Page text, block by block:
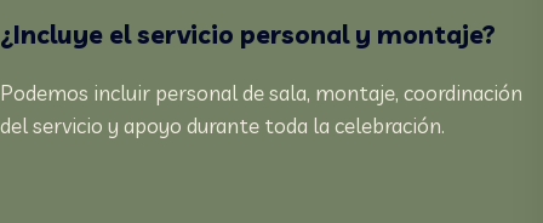
¿Incluye el servicio personal y montaje?
Podemos incluir personal de sala, montaje, coordinación
del servicio y apoyo durante toda la celebración.